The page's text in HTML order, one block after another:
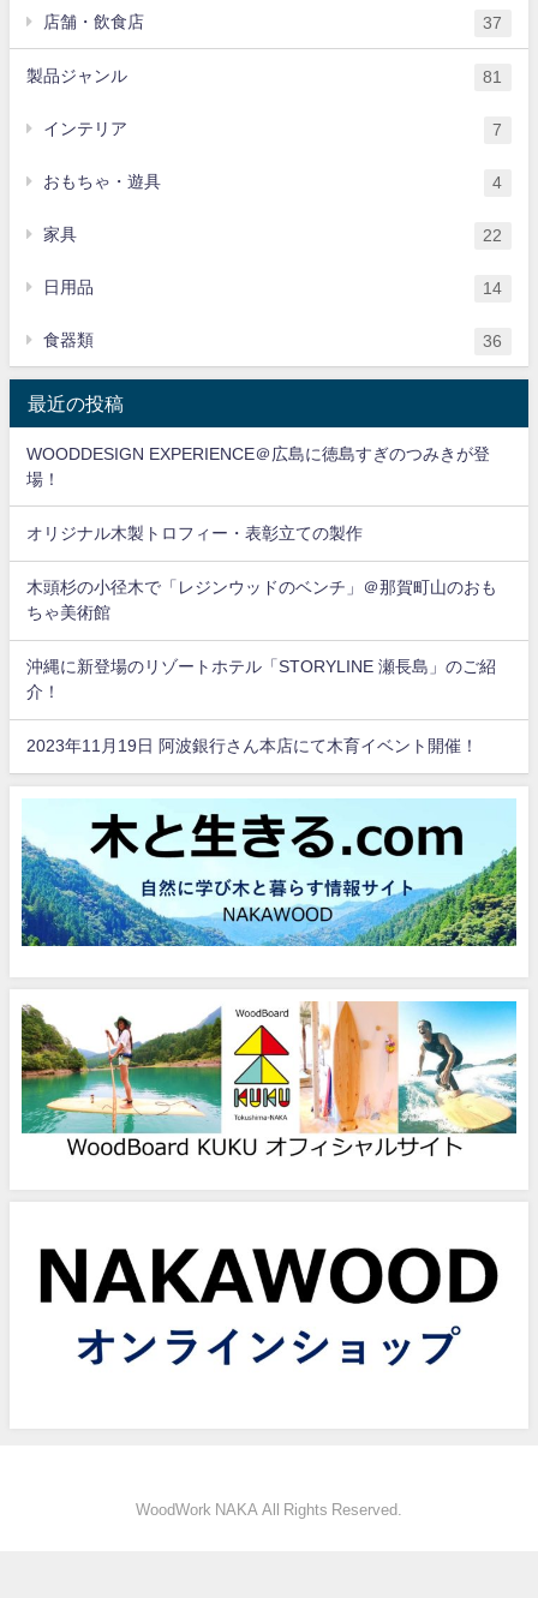
店舗・飲食店 37
製品ジャンル 81
インテリア 7
おもちゃ・遊具 4
家具 22
日用品 14
食器類 36
最近の投稿
WOODDESIGN EXPERIENCE＠広島に徳島すぎのつみきが登
場！
オリジナル木製トロフィー・表彰立ての製作
木頭杉の小径木で「レジンウッドのベンチ」＠那賀町山のおも
ちゃ美術館
沖縄に新登場のリゾートホテル「STORYLINE 瀬長島」のご紹
介！
2023年11月19日 阿波銀行さん本店にて木育イベント開催！
WoodWork NAKA All Rights Reserved.